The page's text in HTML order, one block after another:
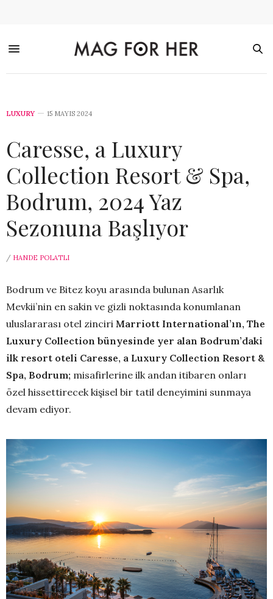
LUXURY 15 MAYIS 2024
Caresse, a Luxury
Collection Resort & Spa,
Bodrum, 2024 Yaz
Sezonuna Başlıyor
/ HANDE POLATLI
Bodrum ve Bitez koyu arasında bulunan Asarlık
Mevkii’nin en sakin ve gizli noktasında konumlanan
uluslararası otel zinciri Marriott International’ın, The
Luxury Collection bünyesinde yer alan Bodrum’daki
ilk resort oteli Caresse, a Luxury Collection Resort &
Spa, Bodrum; misafirlerine ilk andan itibaren onları
özel hissettirecek kişisel bir tatil deneyimini sunmaya
devam ediyor.